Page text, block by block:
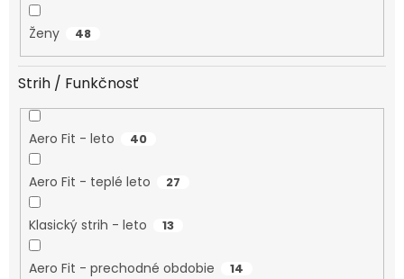
Ženy 48
Strih / Funkčnosť
Aero Fit - leto 40
Aero Fit - teplé leto 27
Klasický strih - leto 13
Aero Fit - prechodné obdobie 14